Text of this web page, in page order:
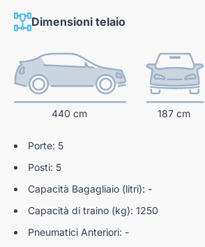
Rilevatore di stanchezza
Hill Descent Control
Full Speed Forward Collision Warning
Traffic Sign Recognition
Sensori Di Parcheggio Posteriori
Retrocamera
Dimensioni telaio
440 cm 187 cm
Porte: 5
Posti: 5
Capacità Bagagliaio (litri): -
Capacità di traino (kg): 1250
Pneumatici Anteriori: -